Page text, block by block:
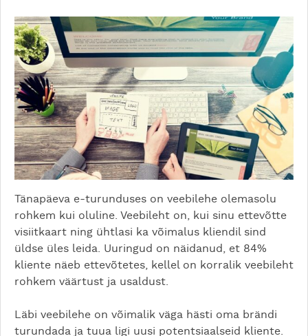
Tänapäeva e-turunduses on veebilehe olemasolu
rohkem kui oluline. Veebileht on, kui sinu ettevõtte
visiitkaart ning ühtlasi ka võimalus kliendil sind
üldse üles leida. Uuringud on näidanud, et 84%
kliente näeb ettevõtetes, kellel on korralik veebileht
rohkem väärtust ja usaldust.
Läbi veebilehe on võimalik väga hästi oma brändi
turundada ja tuua ligi uusi potentsiaalseid kliente.